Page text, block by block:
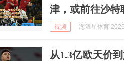
津，或前往沙特
视频 海浪星体育
从1.3亿欧天价